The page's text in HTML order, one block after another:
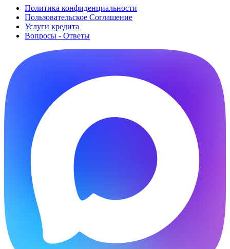
Политика конфиденциальности
Пользовательское Cоглашение
Услуги кредита
Вопросы - Ответы